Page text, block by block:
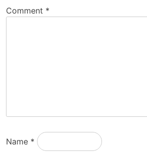
Comment *
Name *